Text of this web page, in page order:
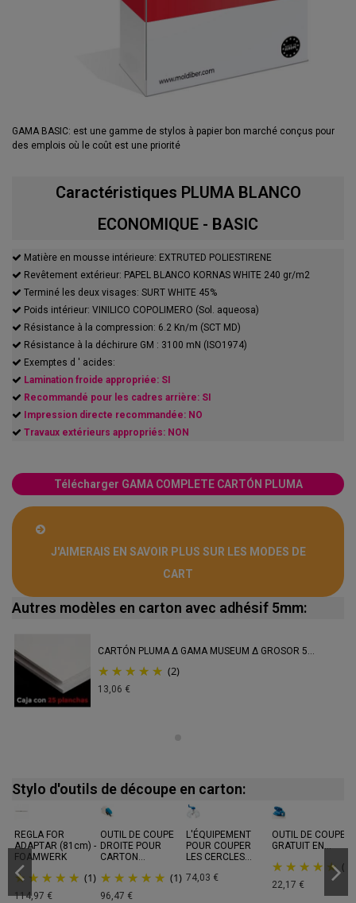
GAMA BASIC: est une gamme de stylos à papier bon marché conçus pour
des emplois où le coût est une priorité
Caractéristiques PLUMA BLANCO
ECONOMIQUE - BASIC
Matière en mousse intérieure: EXTRUTED POLIESTIRENE
Revêtement extérieur: PAPEL BLANCO KORNAS WHITE 240 gr/m2
Terminé les deux visages: SURT WHITE 45%
Poids intérieur: VINILICO COPOLIMERO (Sol. aqueosa)
Résistance à la compression: 6.2 Kn/m (SCT MD)
Résistance à la déchirure GM : 3100 mN (ISO1974)
Exemptes d ' acides:
Lamination froide appropriée: SI
Recommandé pour les cadres arrière: SI
Impression directe recommandée: NO
Travaux extérieurs appropriés: NON
Télécharger GAMA COMPLETE CARTÓN PLUMA
J'AIMERAIS EN SAVOIR PLUS SUR LES MODES DE
CART
Autres modèles en carton avec adhésif 5mm:
CARTÓN PLUMA Δ GAMA MUSEUM Δ GROSOR 5...
(2)
13,06 €
Stylo d'outils de découpe en carton:
REGLA FOR
ADAPTAR (81cm) -
FOAMWERK
(1)
114,97 €
OUTIL DE COUPE
DROITE POUR
CARTON...
(1)
96,47 €
L'ÉQUIPEMENT
POUR COUPER
LES CERCLES...
74,03 €
OUTIL DE COUPE
GRATUIT EN...
(4)
22,17 €